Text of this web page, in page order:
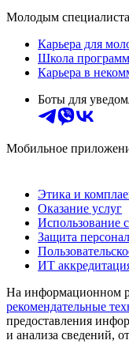
Молодым
Карьера для
Школа
Карьера в
Боты для
Мобильное
Этика и
Оказание услуг
Использование
Защита
ИТ
На информационном
рекомендательные
предоставления
и анализа сведений,